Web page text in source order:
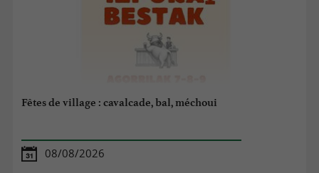
Fêtes de village : cavalcade, bal, méchoui
08/08/2026